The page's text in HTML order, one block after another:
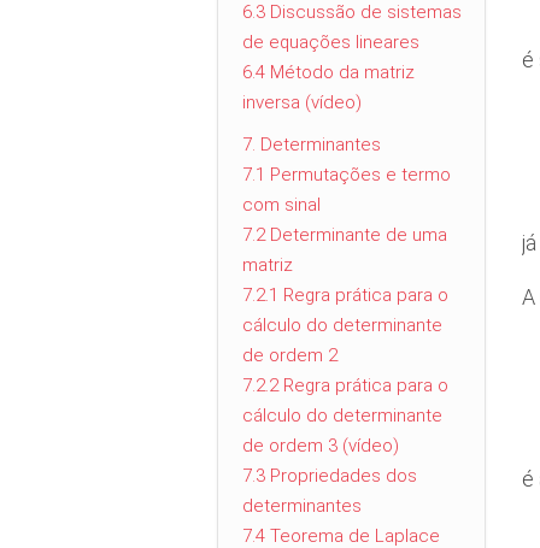
é
A
é
6.3 Discussão de sistemas
de equações lineares
6.4 Método da matriz
inversa (vídeo)
7. Determinantes
7.1 Permutações e termo
com sinal
7.2 Determinante de uma
matriz
7.2.1 Regra prática para o
cálculo do determinante
de ordem 2
7.2.2 Regra prática para o
cálculo do determinante
de ordem 3 (vídeo)
7.3 Propriedades dos
determinantes
7.4 Teorema de Laplace